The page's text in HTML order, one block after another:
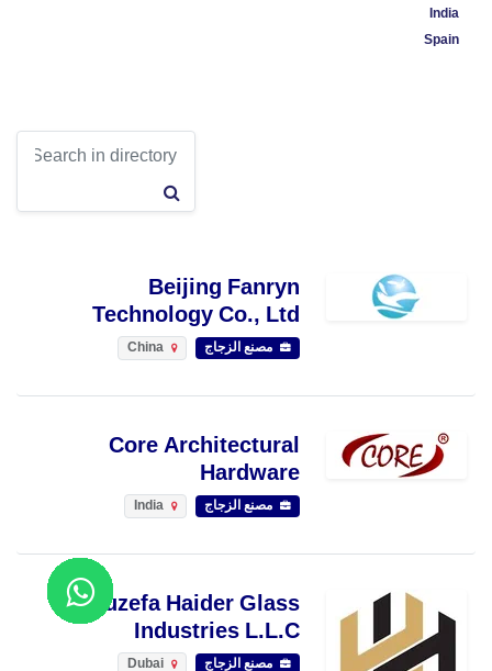
India
Spain
Beijing Fanryn
Technology Co., Ltd
مصنع الزجاج
Core Architectural
Hardware
مصنع الزجاج
Huzefa Haider Glass
Industries L.L.C
مصنع الزجاج